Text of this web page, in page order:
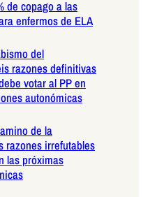
de copago a las
enfermos de ELA
del
razones definitivas
votar al PP en
autonómicas
de la
razones irrefutables
las próximas